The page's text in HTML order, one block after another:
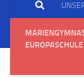
EUROPASCHULE